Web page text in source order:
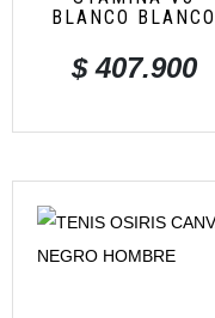
BLANCO BLANCO
$407.900